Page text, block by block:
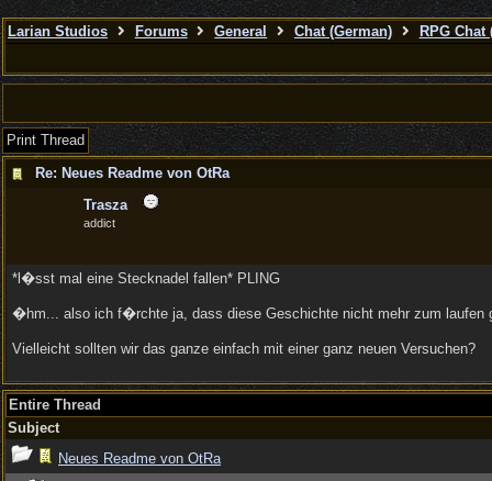
Larian Studios Forums General Chat (German) RPG Chat
Print Thread
Re: Neues Readme von OtRa
Trasza
addict
*l�sst mal eine Stecknadel fallen* PLING
�hm... also ich f�rchte ja, dass diese Geschichte nicht mehr zum laufen
Vielleicht sollten wir das ganze einfach mit einer ganz neuen Versuchen?
Entire Thread
Subject
Neues Readme von OtRa